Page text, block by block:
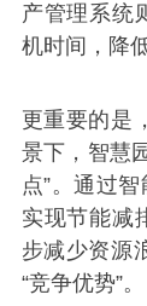
产管理系统
机时间，降
更重要的是
景下，智慧
点”。通过
实现节能减
步减少资源
“竞争优势”。